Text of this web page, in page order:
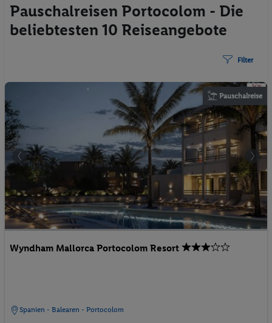
Pauschalreisen Portocolom - Die
beliebtesten 10 Reiseangebote
Filter
Pauschalreise
Wyndham Mallorca Portocolom Resort
Spanien - Balearen - Portocolom